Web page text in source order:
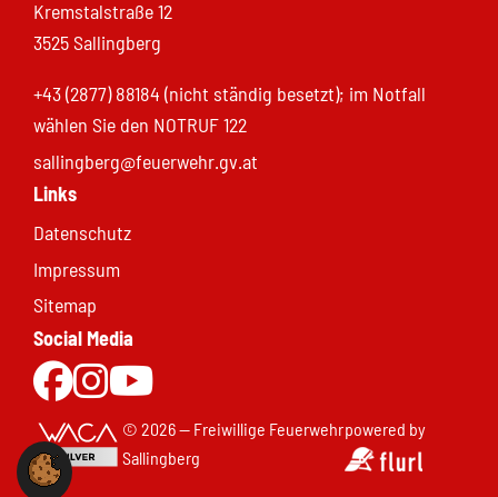
Kremstalstraße 12
3525 Sallingberg
+43 (2877) 88184 (nicht ständig besetzt); im Notfall
wählen Sie den NOTRUF 122
sallingberg@feuerwehr.gv.at
Links
Datenschutz
Impressum
Sitemap
Social Media
Zur Facebookseite
Zu Instgram
© 2026 — Freiwillige Feuerwehr
Sallingberg
powered by